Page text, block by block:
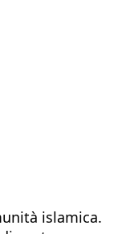
islamica.